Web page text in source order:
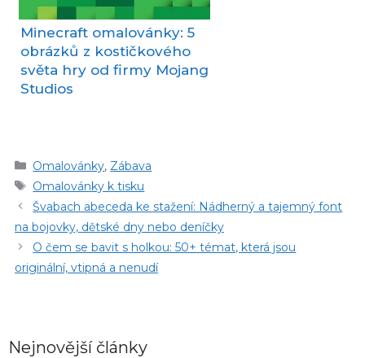
Minecraft omalovánky: 5
obrázků z kostičkového
světa hry od firmy Mojang
Studios
Rubriky
Omalovánky, Zábava
Štítky
Omalovánky k tisku
Švabach abeceda ke stažení: Nádherný a tajemný font
na bojovky, dětské dny nebo deníčky
O čem se bavit s holkou: 50+ témat, která jsou
originální, vtipná a nenudí
Nejnovější články